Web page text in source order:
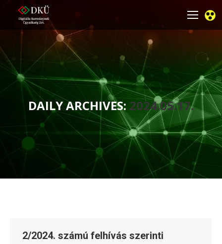
DAILY ARCHIVES: 2024.05.17.
You are here:
2/2024. számú felhívás szerinti